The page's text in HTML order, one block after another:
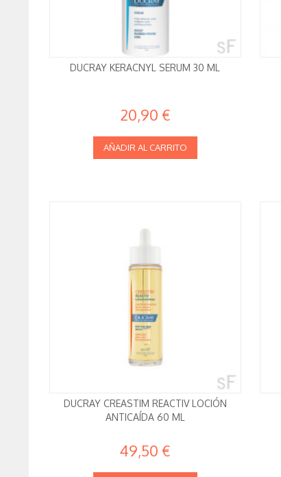
DUCRAY KERACNYL SERUM 30 ML
20,90 €
AÑADIR AL CARRITO
DUCRAY CREASTIM REACTIV LOCIÓN
ANTICAÍDA 60 ML
49,50 €